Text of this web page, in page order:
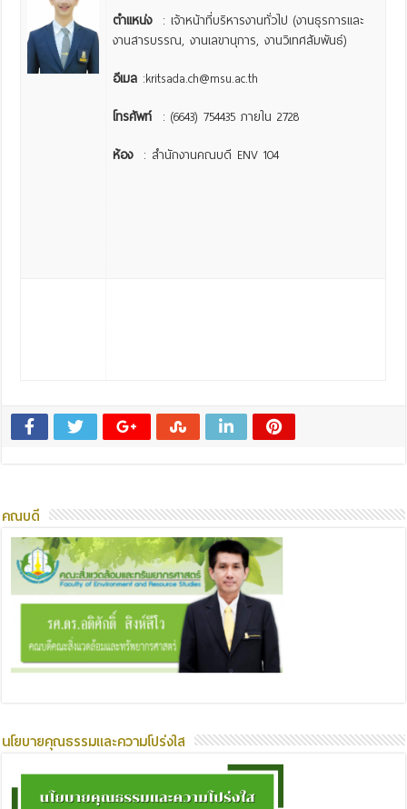
ตำแหน่ง: เจ้าหน้าที่บริหารงานทั่วไป (งานธุรการและ
งานสารบรรณ, งานเลขานุการ, งานวิเทศสัมพันธ์)
อีเมล :kritsada.ch@msu.ac.th
โทรศัพท์: (6643) 754435 ภายใน 2728
ห้อง : สำนักงานคณบดี ENV 104
คณบดี
นโยบายคุณธรรมและความโปร่งใส